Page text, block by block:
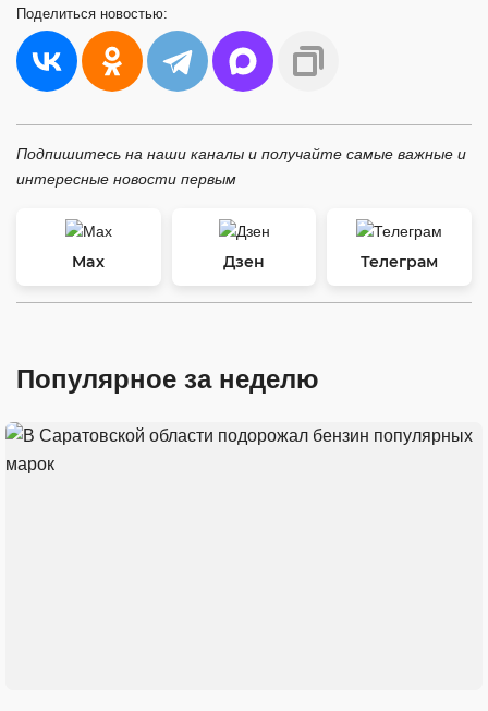
Поделиться новостью:
Подпишитесь на наши каналы и получайте самые важные и
интересные новости первым
Max Дзен Телеграм
Популярное за неделю